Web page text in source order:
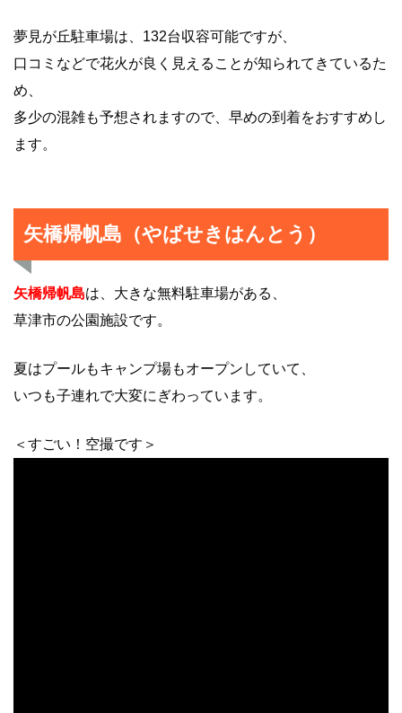
夢見が丘駐車場は、132台収容可能ですが、
口コミなどで花火が良く見えることが知られてきているた
め、
多少の混雑も予想されますので、早めの到着をおすすめし
ます。
矢橋帰帆島（やばせきはんとう）
矢橋帰帆島は、大きな無料駐車場がある、
草津市の公園施設です。
夏はプールもキャンプ場もオープンしていて、
いつも子連れで大変にぎわっています。
＜すごい！空撮です＞